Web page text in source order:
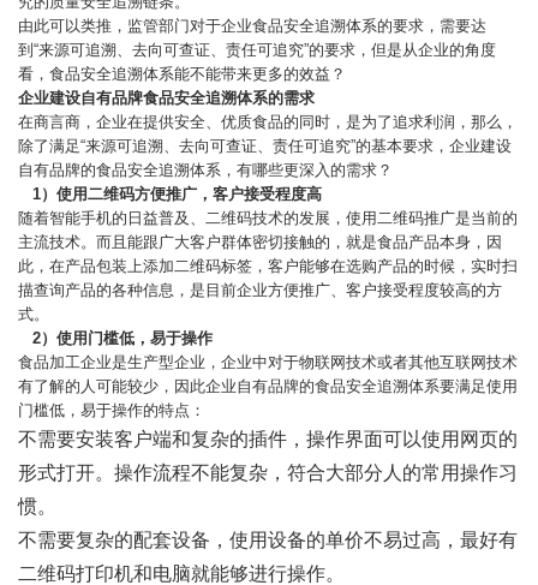
由此可以类推，监管部门对于企业食品安全追溯体系的要求，需要达
到“来源可追溯、去向可查证、责任可追究”的要求，但是从企业的角度
看，食品安全追溯体系能不能带来更多的效益？
企业建设自有品牌食品安全追溯体系的需求
在商言商，企业在提供安全、优质食品的同时，是为了追求利润，那么，
除了满足“来源可追溯、去向可查证、责任可追究”的基本要求，企业建设
自有品牌的食品安全追溯体系，有哪些更深入的需求？
1） 使用二维码方便推广，客户接受程度高
随着智能手机的日益普及、二维码技术的发展，使用二维码推广是当前的
主流技术。而且能跟广大客户群体密切接触的，就是食品产品本身，因
此，在产品包装上添加二维码标签，客户能够在选购产品的时候，实时扫
描查询产品的各种信息，是目前企业方便推广、客户接受程度较高的方
式。
2） 使用门槛低，易于操作
食品加工企业是生产型企业，企业中对于物联网技术或者其他互联网技术
有了解的人可能较少，因此企业自有品牌的食品安全追溯体系要满足使用
门槛低，易于操作的特点：
不需要安装客户端和复杂的插件，操作界面可以使用网页的
形式打开。操作流程不能复杂，符合大部分人的常用操作习
惯。
不需要复杂的配套设备，使用设备的单价不易过高，最好有
二维码打印机和电脑就能够进行操作。